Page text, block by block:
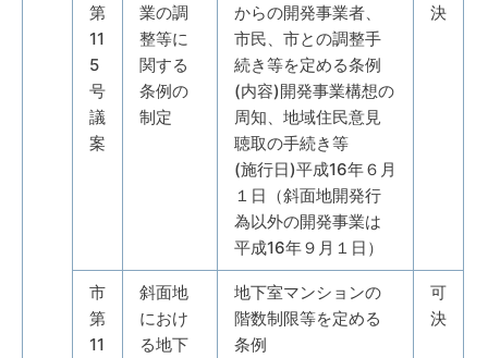
第
11
5
号
議
案
業の調
整等に
関する
条例の
制定
からの開発事業者、
市民、市との調整手
続き等を定める条例
(内容)開発事業構想の
周知、地域住民意見
聴取の手続き等
(施行日)平成16年６月
１日（斜面地開発行
為以外の開発事業は
平成16年９月１日）
決
市
第
11
斜面地
におけ
る地下
地下室マンションの
階数制限等を定める
条例
可
決